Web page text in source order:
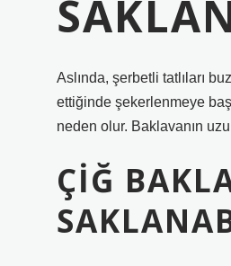
Aslında, şerbetli tatlıları
ettiğinde şekerlenmeye
neden olur. Baklavanın
ÇIĞ